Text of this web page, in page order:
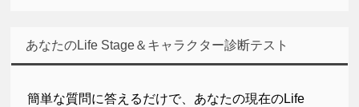
あなたのLife Stage＆キャラクター診断テスト
簡単な質問に答えるだけで、 あなたの現在のLife